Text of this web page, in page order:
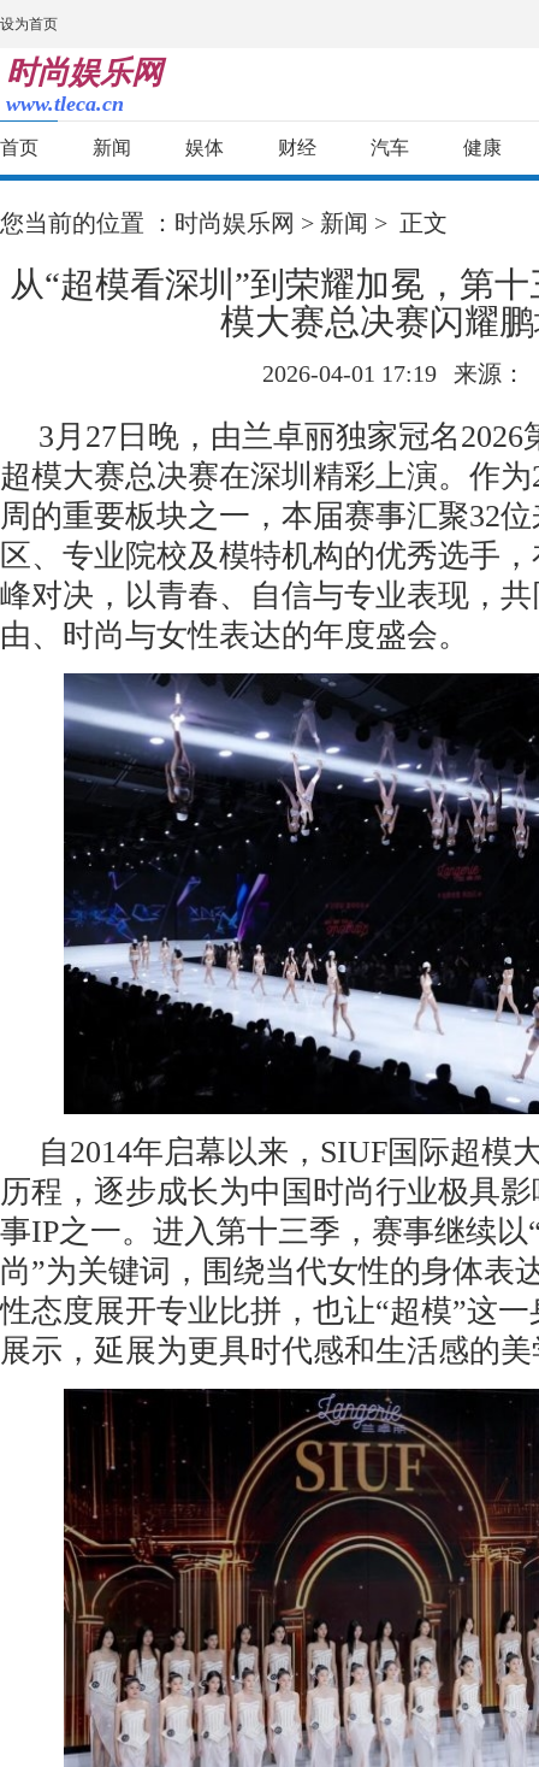
设为首页
时尚娱乐网
www.tleca.cn
首页 新闻 娱体 财经 汽车 健康
您当前的位置 ： 时尚娱乐网 > 新闻 > 正文
从“超模看深圳”到荣耀加冕，第
模大赛总决赛闪耀
2026-04-01 17:19 来源：
3月27日晚，由兰卓丽独家冠名2026
超模大赛总决赛在深圳精彩上演。作
周的重要板块之一，本届赛事汇聚32
区、专业院校及模特机构的优秀选手
峰对决，以青春、自信与专业表现，
由、时尚与女性表达的年度盛会。
自2014年启幕以来，SIUF国际超模
历程，逐步成长为中国时尚行业极具
事IP之一。进入第十三季，赛事继续以
尚”为关键词，围绕当代女性的身体表
性态度展开专业比拼，也让“超模”这
展示，延展为更具时代感和生活感的